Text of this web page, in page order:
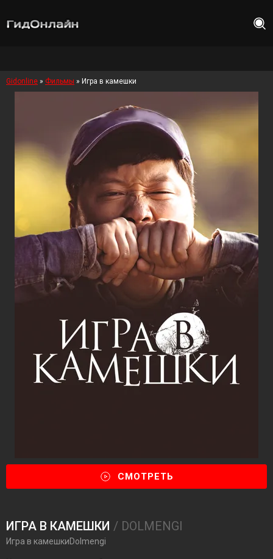
Gidonline » Фильмы » Игра в камешки
СМОТРЕТЬ
ИГРА В КАМЕШКИ / DOLMENGI
Игра в камешкиDolmengi